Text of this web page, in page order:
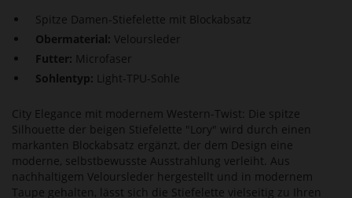
Spitze Damen-Stiefelette mit Blockabsatz
Obermaterial: Veloursleder
Futter: Microfaser
Sohlentyp: Light-TPU-Sohle
City Elegance mit modernem Western-Twist: Die spitze
Silhouette der beigen Stiefelette "Lory" wird durch einen
markanten Blockabsatz ergänzt, der dem Design eine
moderne, selbstbewusste Ausstrahlung verleiht. Aus
nachhaltigem Veloursleder hergestellt und in modernem
Taupe gehalten, lässt sich die Stiefelette vielseitig zu Ihren